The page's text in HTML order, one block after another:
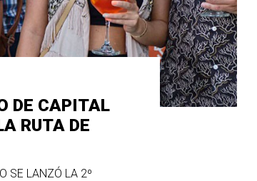
DE CAPITAL
RUTA DE
SE LANZÓ LA 2º